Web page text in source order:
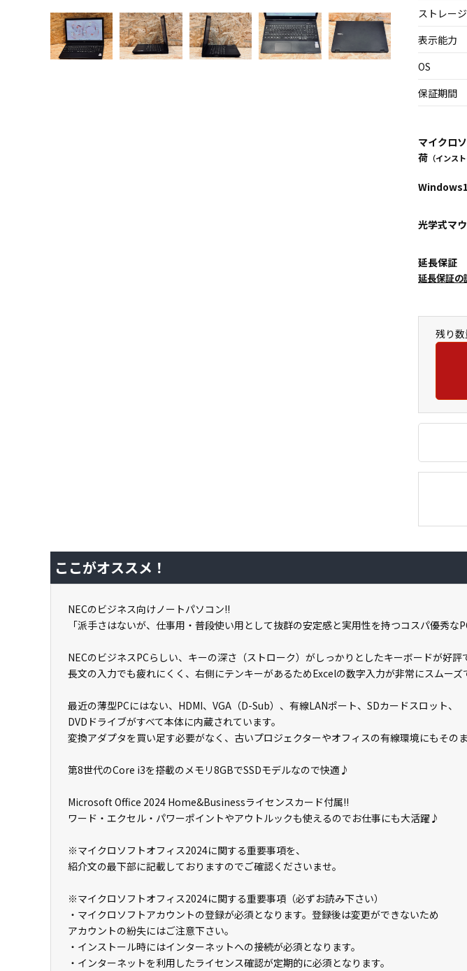
ストレージ
表示能力
OS
保証期間
マイクロ
荷 （インス
光学式マ
延長保証
延長保証の
残り
ここがオススメ！
NECのビジネス向けノートパソコン!!
「派手さはないが、仕事用・普段使い用として抜群の安定感と実用性を持つコスパ優秀な
NECのビジネスPCらしい、キーの深さ（ストローク）がしっかりとしたキーボードが好評
長文の入力でも疲れにくく、右側にテンキーがあるためExcelの数字入力が非常にスムー
最近の薄型PCにはない、HDMI、VGA（D-Sub）、有線LANポート、SDカードスロット、
DVDドライブがすべて本体に内蔵されています。
変換アダプタを買い足す必要がなく、古いプロジェクターやオフィスの有線環境にもそのま
第8世代のCore i3を搭載のメモリ8GBでSSDモデルなので快適♪
Microsoft Office 2024 Home&Businessライセンスカード付属!!
ワード・エクセル・パワーポイントやアウトルックも使えるのでお仕事にも大活躍♪
※マイクロソフトオフィス2024に関する重要事項を、
紹介文の最下部に記載しておりますのでご確認くださいませ。
※マイクロソフトオフィス2024に関する重要事項（必ずお読み下さい）
・マイクロソフトアカウントの登録が必須となります。登録後は変更ができないため
アカウントの紛失にはご注意下さい。
・インストール時にはインターネットへの接続が必須となります。
・インターネットを利用したライセンス確認が定期的に必須となります。